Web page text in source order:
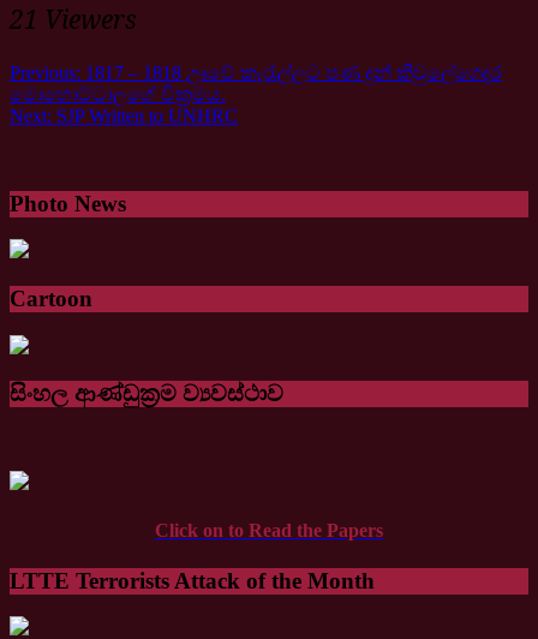
21 Viewers
Previous: 1817 – 1818 ඌවේ කැරැල්ලට පණ දුන් කිවුලේගෙදර
මොහොට්ටාලගේ වික‍්‍රමය.
Next: SJP Written to UNHRC
Photo News
Cartoon
සිංහල ආණ්ඩුක්‍රම ව්‍යවස්ථාව
Click on to Read the Papers
LTTE Terrorists Attack of the Month